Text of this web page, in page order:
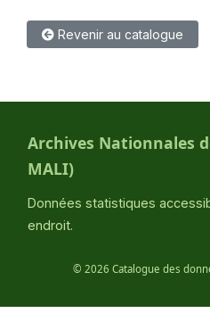
Revenir au catalogue
Archives Nationnales
MALI)
Données statistiques
endroit.
© 2026 Catalogue des